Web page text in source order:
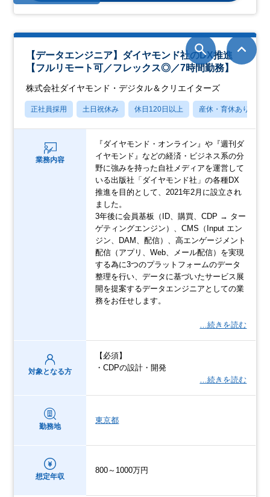
【データエンジニア】ダイヤモンド社のDX推進
【フルリモート可／フレックス◎／7時間勤務】
株式会社ダイヤモンド・デジタル＆クリエイターズ
正社員採用 土日祝休み 休日120日以上 産休・育休あり
業務内容
『ダイヤモンド・オンライン』や『週刊ダ
イヤモンド』などの経済・ビジネス系の分
野に強みを持った自社メディアを運営して
いる出版社「ダイヤモンド社」の各種DX
推進を目的として、2021年2月に設立され
ました。
3年後に会員基板（ID、購買、CDP → ター
ゲティングエンジン）、CMS（Input エン
ジン、DAM、配信）、高エンゲージメント
配信（アプリ、Web、メール配信）を実現
する為に3つのプラットフォームのデータ
整理を行い、データに基づいたサービス展
開を提案するデータエンジニアとしての業
務をお任せします。
…続きを読む
対象となる方
【必須】
・CDPの設計・開発
…続きを読む
勤務地
東京都
想定年収
800～1000万円